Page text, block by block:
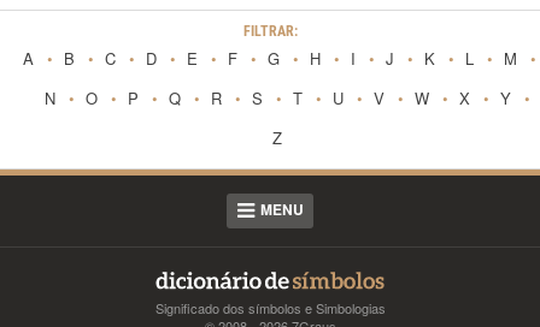
FILTRAR:
A B C D E F G H I J K L
M
N
O P Q R S T U V W X
Y
Z
MENU
Significado dos símbolos e Simbologias